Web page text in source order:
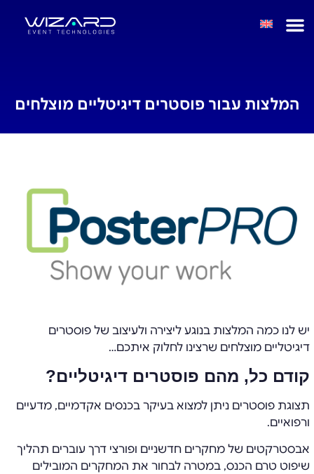
המלצות עבור פוסטרים דיגיטליים מוצלחים
יש לנו כמה המלצות בנוגע ליצירה ולעיצוב של פוסטרים
דיגיטליים מוצלחים שרצינו לחלוק איתכם…
קודם כל, מהם פוסטרים דיגיטליים?
תצוגת פוסטרים ניתן למצוא בעיקר בכנסים אקדמיים, מדעיים
ורפואיים.
אבסטרקטים של מחקרים חדשניים ופורצי דרך עוברים תהליך
שיפוט טרם הכנס, במטרה לבחור את המחקרים המובילים